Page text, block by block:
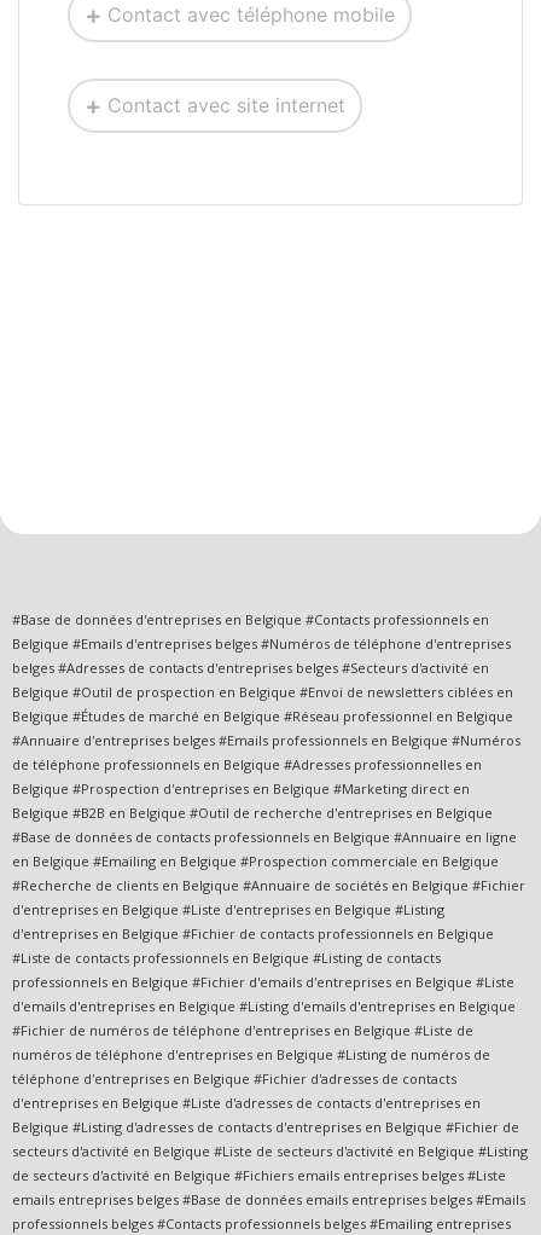
#Base de données d'entreprises en Belgique #Contacts professionnels en
Belgique #Emails d'entreprises belges #Numéros de téléphone d'entreprises
belges #Adresses de contacts d'entreprises belges #Secteurs d'activité en
Belgique #Outil de prospection en Belgique #Envoi de newsletters ciblées en
Belgique #Études de marché en Belgique #Réseau professionnel en Belgique
#Annuaire d'entreprises belges #Emails professionnels en Belgique #Numéros
de téléphone professionnels en Belgique #Adresses professionnelles en
Belgique #Prospection d'entreprises en Belgique #Marketing direct en
Belgique #B2B en Belgique #Outil de recherche d'entreprises en Belgique
#Base de données de contacts professionnels en Belgique #Annuaire en ligne
en Belgique #Emailing en Belgique #Prospection commerciale en Belgique
#Recherche de clients en Belgique #Annuaire de sociétés en Belgique #Fichier
d'entreprises en Belgique #Liste d'entreprises en Belgique #Listing
d'entreprises en Belgique #Fichier de contacts professionnels en Belgique
#Liste de contacts professionnels en Belgique #Listing de contacts
professionnels en Belgique #Fichier d'emails d'entreprises en Belgique #Liste
d'emails d'entreprises en Belgique #Listing d'emails d'entreprises en Belgique
#Fichier de numéros de téléphone d'entreprises en Belgique #Liste de
numéros de téléphone d'entreprises en Belgique #Listing de numéros de
téléphone d'entreprises en Belgique #Fichier d'adresses de contacts
d'entreprises en Belgique #Liste d'adresses de contacts d'entreprises en
Belgique #Listing d'adresses de contacts d'entreprises en Belgique #Fichier de
secteurs d'activité en Belgique #Liste de secteurs d'activité en Belgique #Listing
de secteurs d'activité en Belgique #Fichiers emails entreprises belges #Liste
emails entreprises belges #Base de données emails entreprises belges #Emails
professionnels belges #Contacts professionnels belges #Emailing entreprises